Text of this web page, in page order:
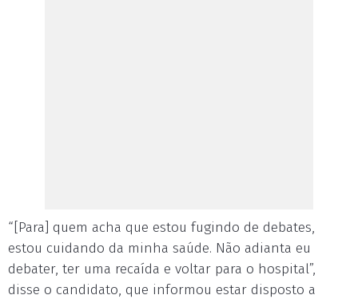
“[Para] quem acha que estou fugindo de debates,
estou cuidando da minha saúde. Não adianta eu
debater, ter uma recaída e voltar para o hospital”,
disse o candidato, que informou estar disposto a